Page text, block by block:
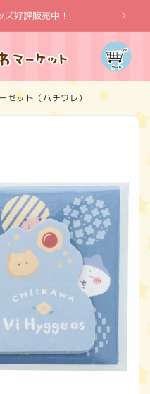
ズ好評販売中！
カ
ー
ト
セット（ハチワレ）